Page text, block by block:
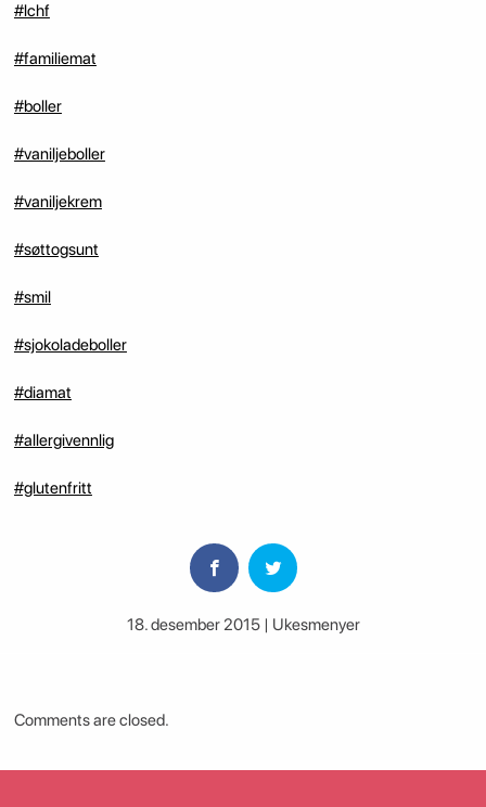
#lchf
#familiemat
#boller
#vaniljeboller
#vaniljekrem
#søttogsunt
#smil
#sjokoladeboller
#diamat
#allergivennlig
#glutenfritt
18. desember 2015 | Ukesmenyer
Comments are closed.